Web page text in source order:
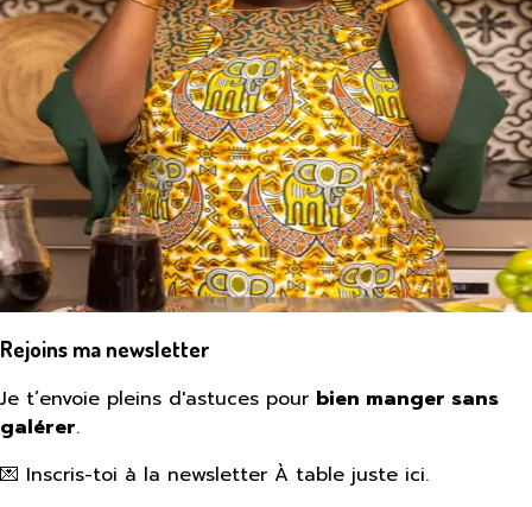
Rejoins ma newsletter
Je t’envoie pleins d'astuces pour bien manger sans
galérer.
💌 Inscris-toi à la newsletter À table juste ici.